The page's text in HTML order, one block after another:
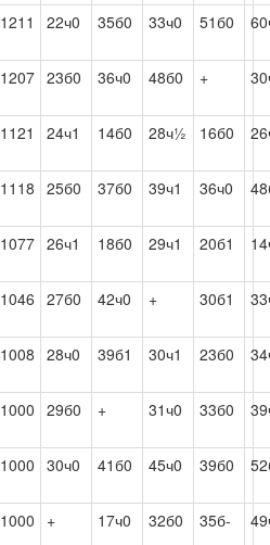
1211 22ч0 35б0 33ч0 51б0
1207 23б0 36ч0 48б0 +
1121 24ч1 14б0 28ч½ 16б0
1118 25б0 37б0 39ч1 36ч0
1077 26ч1 18б0 29ч1 20б1
1046 27б0 42ч0 + 30б1
1008 28ч0 39б1 30ч1 23б0
1000 29б0 + 31ч0 33б0
1000 30ч0 41б0 45ч0 39б0
1000 + 17ч0 32б0 35б-